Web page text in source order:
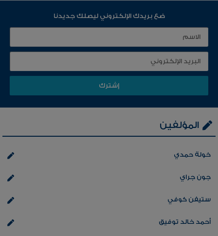
ضع بريدك الإلكتروني ليصلك جديدنا
المؤلفين
خولة حمدي
جون جراي
ستيفن كوفي
أحمد خالد توفيق